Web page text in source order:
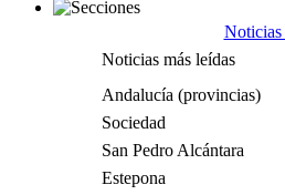
Noticias
Noticias más leídas
Andalucía (provincias)
Sociedad
San Pedro Alcántara
Estepona